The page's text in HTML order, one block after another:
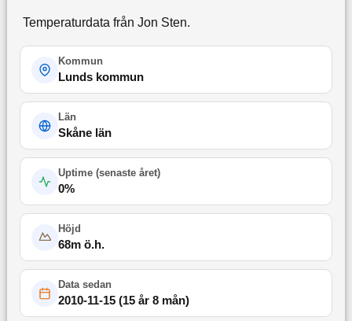
Temperaturdata från Jon Sten.
Kommun
Lunds kommun
Län
Skåne län
Uptime (senaste året)
0%
Höjd
68m ö.h.
Data sedan
2010-11-15(15 år 8 mån)